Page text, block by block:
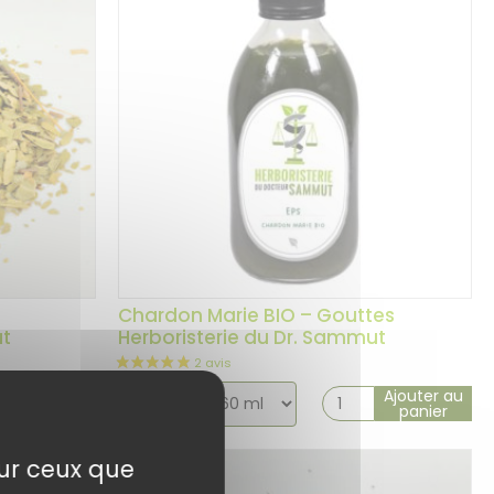
Chardon Marie BIO – Gouttes
Herboristerie du Dr. Sammut
Choix
de
Ajouter au
panier
ceux que